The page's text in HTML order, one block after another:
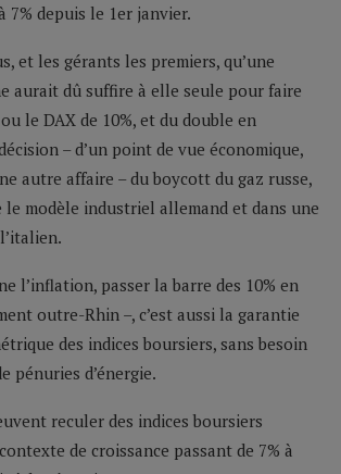
7% depuis le 1er janvier.
et les gérants les premiers, qu’une
aurait dû suffire à elle seule pour faire
le DAX de 10%, et du double en
– d’un point de vue économique,
autre affaire – du boycott du gaz russe,
le modèle industriel allemand et dans une
l’inflation, passer la barre des 10% en
outre-Rhin –, c’est aussi la garantie
des indices boursiers, sans besoin
pénuries d’énergie.
reculer des indices boursiers
de croissance passant de 7% à